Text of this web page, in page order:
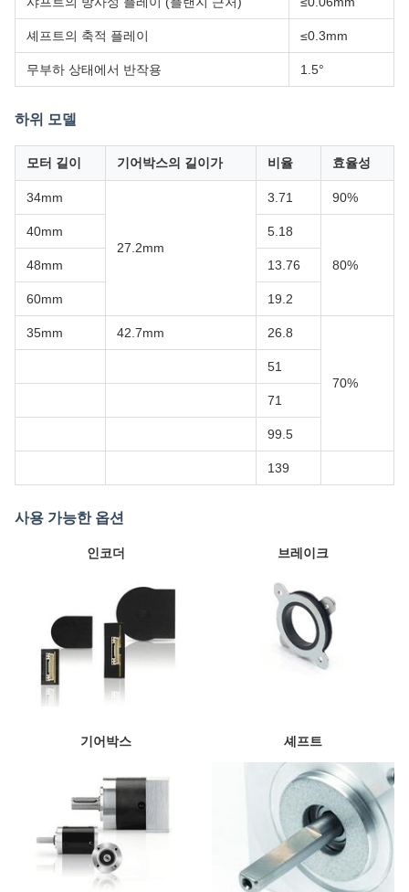
셰프트의 축적 플레이 ≤0.3mm
무부하 상태에서 반작용 1.5°
하위 모델
모터 길이 기어박스의 길이가 비율 효율성
34mm
27.2mm
3.71 90%
40mm 5.18
80%
48mm 13.76
60mm 19.2
35mm 42.7mm 26.8
70%
51
71
99.5
139
사용 가능한 옵션
인코더 브레이크
기어박스 셰프트